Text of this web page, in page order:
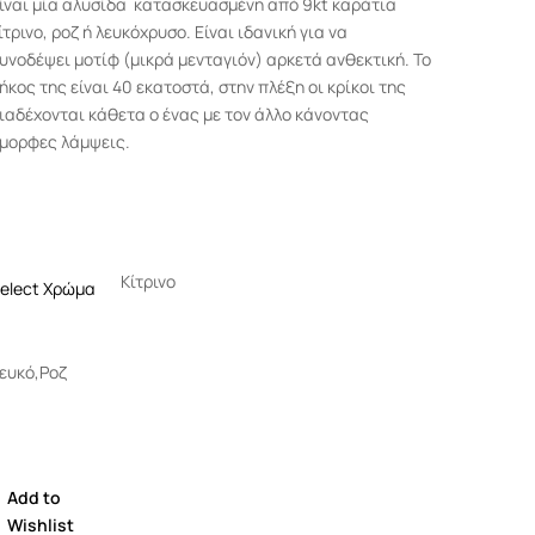
ροζ ή λευκόχρυσο. Είναι ιδανική για να
μοτίφ (μικρά μενταγιόν) αρκετά ανθεκτική. Το
της είναι 40 εκατοστά, στην πλέξη οι κρίκοι της
κάθετα ο ένας με τον άλλο κάνοντας
λάμψεις.
Χρώμα Κίτρινο
Ροζ
Add to
Wishlist